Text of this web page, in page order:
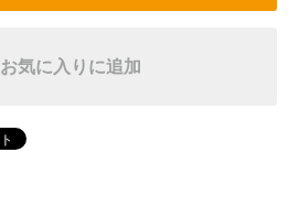
お気に入りに追加